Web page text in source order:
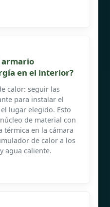
armario
en el interior?
calor: seguir las
para instalar el
lugar elegido. Esto
de material con
térmica en la cámara
de calor a los
agua caliente.